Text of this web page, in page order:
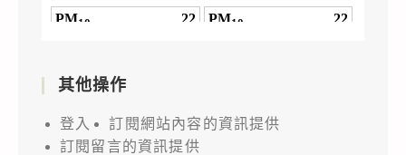
其他操作
登入
訂閱網站內容的資訊提供
訂閱留言的資訊提供